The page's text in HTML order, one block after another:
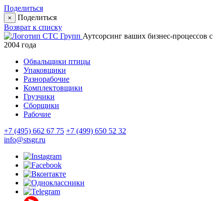
Поделиться
×
Поделиться
Возврат к списку
Аутсорсинг ваших бизнес-процессов с
2004 года
Обвальщики птицы
Упаковщики
Разнорабочие
Комплектовщики
Грузчики
Сборщики
Рабочие
+7 (495) 662 67 75 +7 (499) 650 52 32
info@stsgr.ru